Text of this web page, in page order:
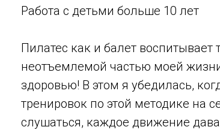
Работа с детьми больше 10 лет
Пилатес как и балет воспитывает
неотъемлемой частью моей
здоровью! В этом я убедилась,
тренировок по этой методике на
слушаться, каждое движение